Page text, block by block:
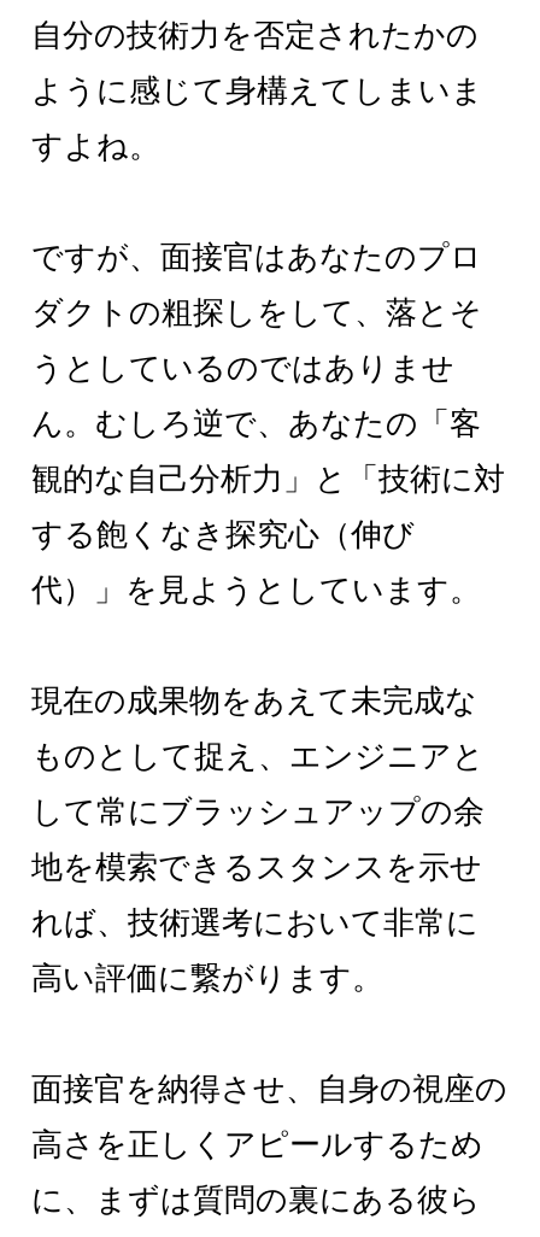
自分の技術力を否定されたかの
ように感じて身構えてしまいま
すよね。
ですが、面接官はあなたのプロ
ダクトの粗探しをして、落とそ
うとしているのではありませ
ん。むしろ逆で、あなたの「客
観的な自己分析力」と「技術に対
する飽くなき探究心（伸び
代）」を見ようとしています。
現在の成果物をあえて未完成な
ものとして捉え、エンジニアと
して常にブラッシュアップの余
地を模索できるスタンスを示せ
れば、技術選考において非常に
高い評価に繋がります。
面接官を納得させ、自身の視座の
高さを正しくアピールするため
に、まずは質問の裏にある彼ら